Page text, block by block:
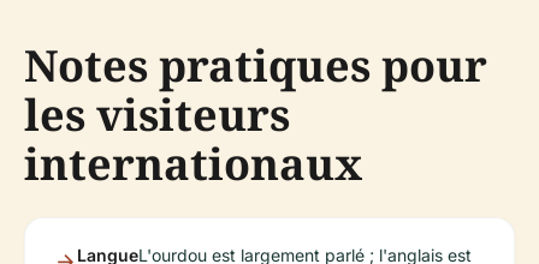
Notes pratiques pour
les visiteurs
internationaux
LangueL'ourdou est largement parlé ; l'anglais est